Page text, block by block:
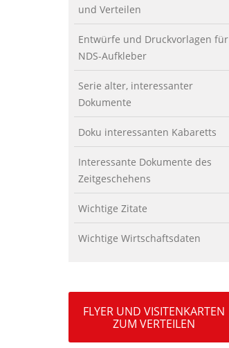
und Verteilen
Entwürfe und Druckvorlagen für
NDS-Aufkleber
Serie alter, interessanter
Dokumente
Doku interessanten Kabaretts
Interessante Dokumente des
Zeitgeschehens
Wichtige Zitate
Wichtige Wirtschaftsdaten
FLYER UND VISITENKARTEN
ZUM VERTEILEN